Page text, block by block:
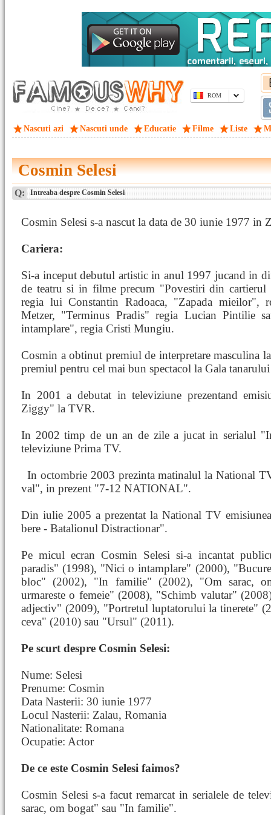
ROM
Nascuti azi Nascuti unde Educatie Filme Liste
Cosmin Selesi
Q: Intreaba despre Cosmin Selesi
Cosmin Selesi s-a nascut la data de 30 iunie 1977 in
Cariera:
Si-a inceput debutul artistic in anul 1997 jucand in
de teatru si in filme precum "Povestiri din
regia lui Constantin Radoaca, "Zapada mieilor",
Metzer, "Terminus Pradis" regia Lucian Pintilie
intamplare", regia Cristi Mungiu.
Cosmin a obtinut premiul de interpretare masculina
premiul pentru cel mai bun spectacol la Gala
In 2001 a debutat in televiziune prezentand
Ziggy" la TVR.
In 2002 timp de un an de zile a jucat in serialul
televiziune Prima TV.
In octombrie 2003 prezinta matinalul la National
val", in prezent "7-12 NATIONAL".
Din iulie 2005 a prezentat la National TV
bere - Batalionul Distractionar".
Pe micul ecran Cosmin Selesi si-a incantat
paradis" (1998), "Nici o intamplare" (2000),
bloc" (2002), "In familie" (2002), "Om sarac,
urmareste o femeie" (2008), "Schimb valutar"
adjectiv" (2009), "Portretul luptatorului la tinerete"
ceva" (2010) sau "Ursul" (2011).
Pe scurt despre Cosmin Selesi:
Nume: Selesi
Prenume: Cosmin
Data Nasterii: 30 iunie 1977
Locul Nasterii: Zalau, Romania
Nationalitate: Romana
Ocupatie: Actor
De ce este Cosmin Selesi faimos?
Cosmin Selesi s-a facut remarcat in serialele de
sarac, om bogat" sau "In familie".